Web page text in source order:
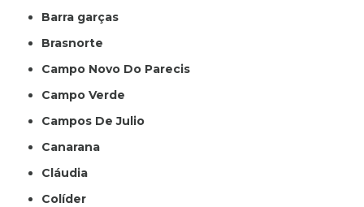
Barra garças
Brasnorte
Campo Novo Do Parecis
Campo Verde
Campos De Julio
Canarana
Cláudia
Colíder